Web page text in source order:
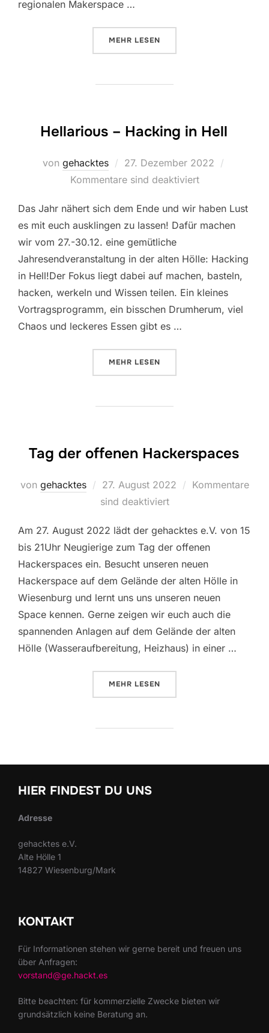
regionalen Makerspace …
MEHR ÜBER „HACKSPACE,
LESEN
Hellarious – Hacking in Hell
von gehacktes
Veröffentlicht
am
27. Dezember 2022
Kommentare sind deaktiviert
Das Jahr nähert sich dem Ende und wir haben Lust
es mit euch ausklingen zu lassen! Dafür machen
wir vom 27.-30.12. eine gemütliche
Jahresendveranstaltung in der alten Hölle: Hacking
in Hell!Der Fokus liegt dabei auf machen, basteln,
hacken, werkeln und Wissen teilen. Ein kleines
Vortragsprogramm, ein bisschen Drumherum, viel
Chaos und leckeres Essen gibt es …
MEHR ÜBER „HELLARIOUS – HACKING
LESEN
Tag der offenen Hackerspaces
von gehacktes
Veröffentlicht
am
27. August 2022
Kommentare
sind deaktiviert
Am 27. August 2022 lädt der gehacktes e.V. von 15
bis 21Uhr Neugierige zum Tag der offenen
Hackerspaces ein. Besucht unseren neuen
Hackerspace auf dem Gelände der alten Hölle in
Wiesenburg und lernt uns uns unseren neuen
Space kennen. Gerne zeigen wir euch auch die
spannenden Anlagen auf dem Gelände der alten
Hölle (Wasseraufbereitung, Heizhaus) in einer …
MEHR ÜBER „TAG DER OFFENEN
LESEN
HIER FINDEST DU UNS
Adresse
gehacktes e.V.
Alte Hölle 1
14827 Wiesenburg/Mark
KONTAKT
Für Informationen stehen wir gerne bereit und freuen uns
über Anfragen:
vorstand@ge.hackt.es
Bitte beachten: für kommerzielle Zwecke bieten wir
grundsätzlich keine Beratung an.